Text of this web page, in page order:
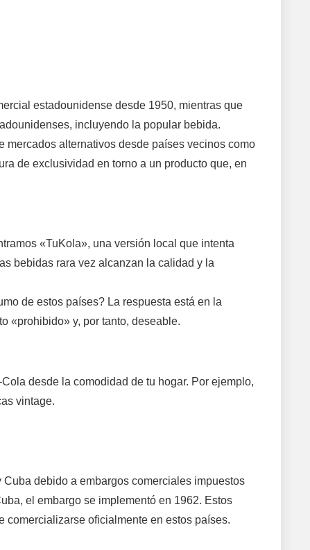
estadounidense desde 1950, mientras que
incluyendo la popular bebida.
mercados alternativos desde países vecinos como
de exclusividad en torno a un producto que, en
«TuKola», una versión local que intenta
bebidas rara vez alcanzan la calidad y la
de estos países? La respuesta está en la
«prohibido» y, por tanto, deseable.
desde la comodidad de tu hogar. Por ejemplo,
vintage.
debido a embargos comerciales impuestos
el embargo se implementó en 1962. Estos
oficialmente en estos países.